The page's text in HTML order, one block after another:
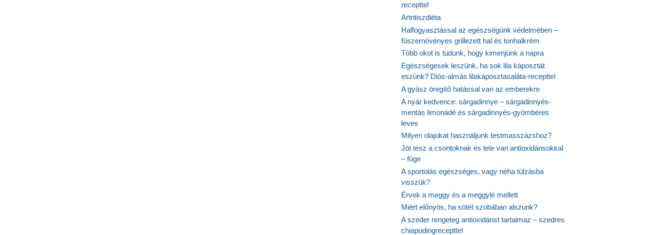
recepttel
Artritiszdiéta
Halfogyasztással az egészségünk védelmében –
fűszernövényes grillezett hal és tonhalkrém
Több okot is tudunk, hogy kimenjünk a napra
Egészségesek leszünk, ha sok lila káposztát
eszünk? Diós-almás lilakáposztasaláta-recepttel
A gyász öregítő hatással van az emberekre
A nyár kedvence: sárgadinnye – sárgadinnyés-
mentás limonádé és sárgadinnyés-gyömbéres
leves
Milyen olajokat használjunk testmasszázshoz?
Jót tesz a csontoknak és tele van antioxidánsokkal
– füge
A sportolás egészséges, vagy néha túlzásba
visszük?
Érvek a meggy és a meggylé mellett
Miért előnyös, ha sötét szobában alszunk?
A szeder rengeteg antioxidánst tartalmaz – szedres
chiapudingrecepttel